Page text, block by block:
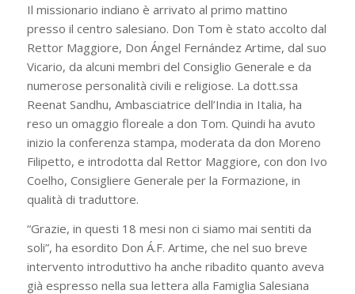
Il missionario indiano è arrivato al primo mattino
presso il centro salesiano. Don Tom è stato accolto dal
Rettor Maggiore, Don Ángel Fernández Artime, dal suo
Vicario, da alcuni membri del Consiglio Generale e da
numerose personalità civili e religiose. La dott.ssa
Reenat Sandhu, Ambasciatrice dell’India in Italia, ha
reso un omaggio floreale a don Tom. Quindi ha avuto
inizio la conferenza stampa, moderata da don Moreno
Filipetto, e introdotta dal Rettor Maggiore, con don Ivo
Coelho, Consigliere Generale per la Formazione, in
qualità di traduttore.
“Grazie, in questi 18 mesi non ci siamo mai sentiti da
soli”, ha esordito Don Á.F. Artime, che nel suo breve
intervento introduttivo ha anche ribadito quanto aveva
già espresso nella sua lettera alla Famiglia Salesiana